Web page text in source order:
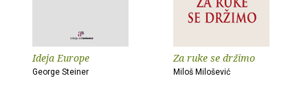
Ideja Europe
George Steiner
Za ruke se držimo
Miloš Milošević